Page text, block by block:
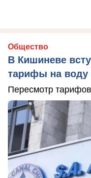
Общество
В Кишиневе
тарифы на воду
Пересмотр